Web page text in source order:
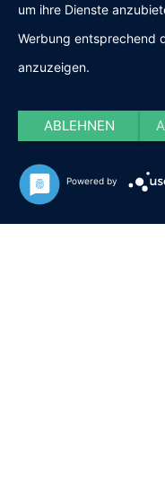
um ihre Dienste
Werbung entsprechend
anzuzeigen.
ABLEHNEN
Powered by